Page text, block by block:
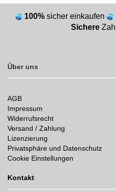
100% sicher einkaufen
Sichere
Über uns
AGB
Impressum
Widerrufsrecht
Versand / Zahlung
Lizenzierung
Privatsphäre und Datenschutz
Cookie Einstellungen
Kontakt